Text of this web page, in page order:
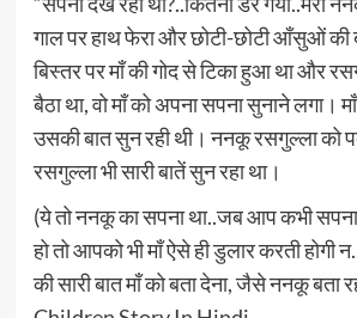
गाल पर हाथ फेरा और छोटी-छोटी आँसुओं
बिस्तर पर माँ की गोद से टिका हुआ था और
बैठा था, वो माँ को अपना सपना सुनाने लगा।
उसकी बात सुन रही थी। ननकू रसगुल्ला
रसगुल्ला भी सारी बातें सुन रहा था।
(ये तो ननकू का सपना था..जब आप कभी
हो तो आपको भी माँ ऐसे ही डुलार करती
की सारी बात माँ को बता देना, जैसे ननकू बता